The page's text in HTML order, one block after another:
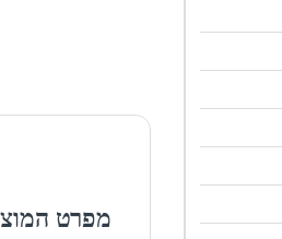
מפרט